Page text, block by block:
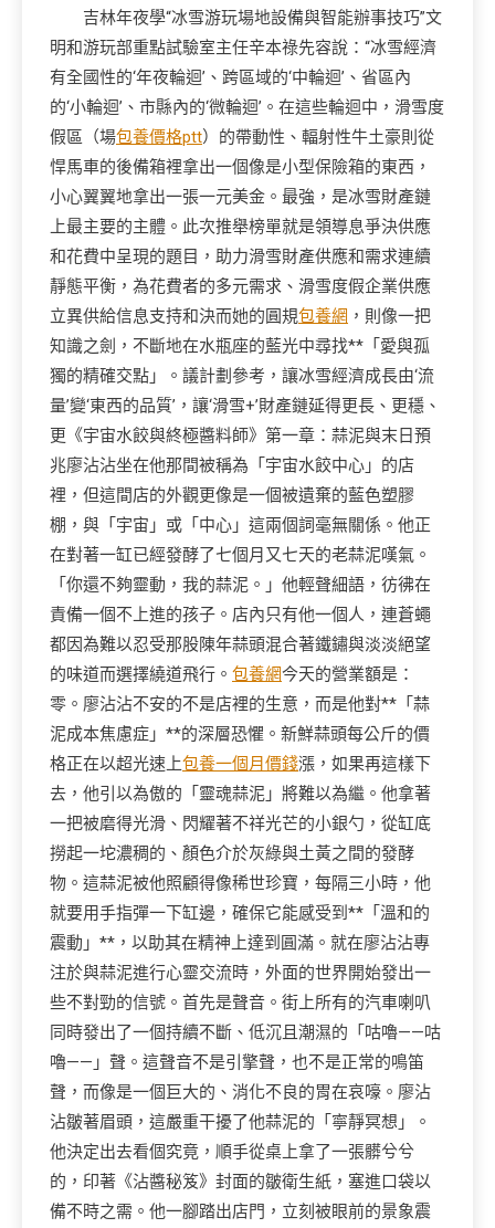
吉林年夜學“冰雪游玩場地設備與智能辦事技巧”文
明和游玩部重點試驗室主任辛本祿先容說：“冰雪經濟
有全國性的‘年夜輪迴’、跨區域的‘中輪迴’、省區內
的‘小輪迴’、市縣內的‘微輪迴’。在這些輪迴中，滑雪度
假區（場包養價格ptt）的帶動性、輻射性牛土豪則從
悍馬車的後備箱裡拿出一個像是小型保險箱的東西，
小心翼翼地拿出一張一元美金。最強，是冰雪財產鏈
上最主要的主體。此次推舉榜單就是領導息爭決供應
和花費中呈現的題目，助力滑雪財產供應和需求連續
靜態平衡，為花費者的多元需求、滑雪度假企業供應
立異供給信息支持和決而她的圓規包養網 ，則像一把
知識之劍，不斷地在水瓶座的藍光中尋找**「愛與孤
獨的精確交點」。議計劃參考，讓冰雪經濟成長由‘流
量’變‘東西的品質’，讓‘滑雪+’財產鏈延得更長、更穩、
更《宇宙水餃與終極醬料師》第一章：蒜泥與末日預
兆廖沾沾坐在他那間被稱為「宇宙水餃中心」的店
裡，但這間店的外觀更像是一個被遺棄的藍色塑膠
棚，與「宇宙」或「中心」這兩個詞毫無關係。他正
在對著一缸已經發酵了七個月又七天的老蒜泥嘆氣。
「你還不夠靈動，我的蒜泥。」他輕聲細語，彷彿在
責備一個不上進的孩子。店內只有他一個人，連蒼蠅
都因為難以忍受那股陳年蒜頭混合著鐵鏽與淡淡絕望
的味道而選擇繞道飛行。 包養網今天的營業額是：
零。廖沾沾不安的不是店裡的生意，而是他對**「蒜
泥成本焦慮症」**的深層恐懼。新鮮蒜頭每公斤的價
格正在以超光速上包養一個月價錢漲，如果再這樣下
去，他引以為傲的「靈魂蒜泥」將難以為繼。他拿著
一把被磨得光滑、閃耀著不祥光芒的小銀勺，從缸底
撈起一坨濃稠的、顏色介於灰綠與土黃之間的發酵
物。這蒜泥被他照顧得像稀世珍寶，每隔三小時，他
就要用手指彈一下缸邊，確保它能感受到**「溫和的
震動」**，以助其在精神上達到圓滿。就在廖沾沾專
注於與蒜泥進行心靈交流時，外面的世界開始發出一
些不對勁的信號。首先是聲音。街上所有的汽車喇叭
同時發出了一個持續不斷、低沉且潮濕的「咕嚕——咕
嚕——」聲。這聲音不是引擎聲，也不是正常的鳴笛
聲，而像是一個巨大的、消化不良的胃在哀嚎。廖沾
沾皺著眉頭，這嚴重干擾了他蒜泥的「寧靜冥想」。
他決定出去看個究竟，順手從桌上拿了一張髒兮兮
的，印著《沾醬秘笈》封面的皺衛生紙，塞進口袋以
備不時之需。他一腳踏出店門，立刻被眼前的景象震